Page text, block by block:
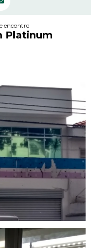
encontro insulfilm platinum
Platinum